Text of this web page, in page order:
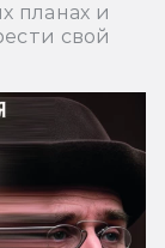
планах и
свой